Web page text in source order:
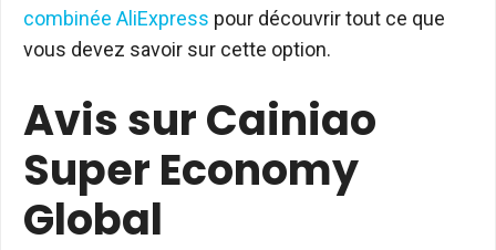
combinée AliExpress pour découvrir tout ce que
vous devez savoir sur cette option.
Avis sur Cainiao
Super Economy
Global